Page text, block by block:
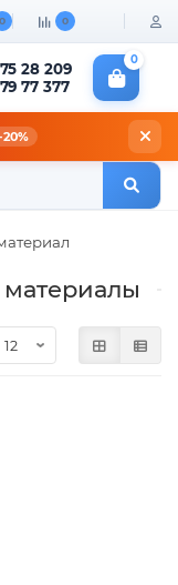
0 0
28 209
77 377
0